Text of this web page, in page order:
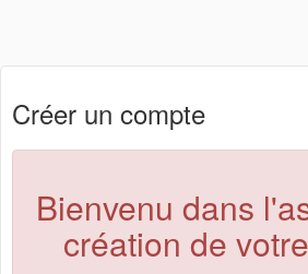
Créer un compte
Bienvenu dans
création de